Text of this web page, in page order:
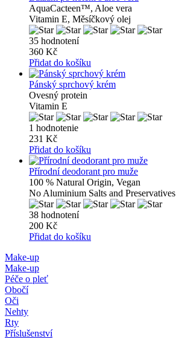
AquaCacteen™, Aloe vera
Vitamin E, Měsíčkový olej
35 hodnotení
360 Kč
Přidat do košíku
Pánský sprchový krém
Ovesný protein
Vitamin E
1 hodnotenie
231 Kč
Přidat do košíku
Přírodní deodorant pro muže
100 % Natural Origin, Vegan
No Aluminium Salts and Preservatives
38 hodnotení
200 Kč
Přidat do košíku
Make-up
Make-up
Péče o pleť
Obočí
Oči
Nehty
Rty
Příslušenství